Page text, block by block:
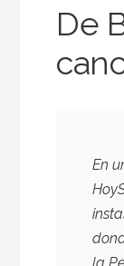
De
En